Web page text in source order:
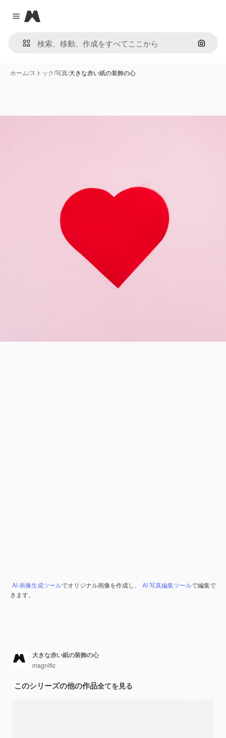
Close menu
Magnific
画像で
ホーム/ストック/写真/大きな赤い紙の装飾の心
AI 画像生成ツールでオリジナル画像を作成し、 AI 写真編集ツールで編集で
きます。
大きな赤い紙の装飾の心
magnific
このシリーズの他の作品全てを見る